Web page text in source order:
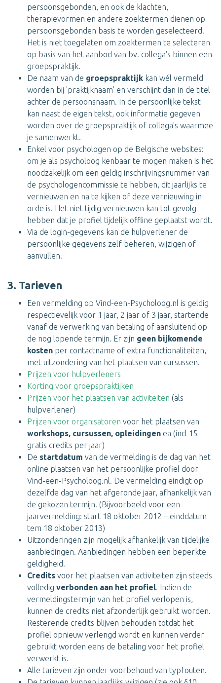
persoonsgebonden, en ook de klachten,
therapievormen en andere zoektermen dienen op
persoonsgebonden basis te worden geselecteerd.
Het is niet toegelaten om zoektermen te selecteren
op basis van het aanbod van bv. collega's binnen een
groepspraktijk.
De naam van de groepspraktijk kan wél vermeld
worden bij 'praktijknaam' en verschijnt dan in de titel
achter de persoonsnaam. In de persoonlijke tekst
kan naast de eigen tekst, ook informatie gegeven
worden over de groepspraktijk of collega's waarmee
je samenwerkt.
Enkel voor psychologen op de Belgische websites:
om je als psycholoog kenbaar te mogen maken is het
noodzakelijk om een geldig inschrijvingsnummer van
de psychologencommissie te hebben, dit jaarlijks te
vernieuwen en na te kijken of deze vernieuwing in
orde is. Het niet tijdig vernieuwen kan tot gevolg
hebben dat je profiel tijdelijk offline geplaatst wordt.
Via de login-gegevens kan de hulpverlener de
persoonlijke gegevens zelf beheren, wijzigen of
aanvullen.
3. Tarieven
Een vermelding op Vind-een-Psycholoog.nl is geldig
respectievelijk voor 1 jaar, 2 jaar of 3 jaar, startende
vanaf de verwerking van betaling of aansluitend op
de nog lopende termijn. Er zijn geen bijkomende
kosten per contactname of extra functionaliteiten,
met uitzondering van het plaatsen van cursussen.
Prijzen voor hulpverleners
Korting voor groepspraktijken
Prijzen voor het plaatsen van activiteiten (als
hulpverlener)
Prijzen voor organisatoren voor het plaatsen van
workshops, cursussen, opleidingen ea (incl 15
gratis credits per jaar)
De startdatum van de vermelding is de dag van het
online plaatsen van het persoonlijke profiel door
Vind-een-Psycholoog.nl. De vermelding eindigt op
dezelfde dag van het afgeronde jaar, afhankelijk van
de gekozen termijn. (Bijvoorbeeld voor een
jaarvermelding: start 18 oktober 2012 – einddatum
tem 18 oktober 2013)
Uitzonderingen zijn mogelijk afhankelijk van tijdelijke
aanbiedingen. Aanbiedingen hebben een beperkte
geldigheid.
Credits voor het plaatsen van activiteiten zijn steeds
volledig verbonden aan het profiel. Indien de
vermeldingstermijn van het profiel verlopen is,
kunnen de credits niet afzonderlijk gebruikt worden.
Resterende credits blijven behouden totdat het
profiel opnieuw verlengd wordt en kunnen verder
gebruikt worden eens de betaling voor het profiel
verwerkt is.
Alle tarieven zijn onder voorbehoud van typfouten.